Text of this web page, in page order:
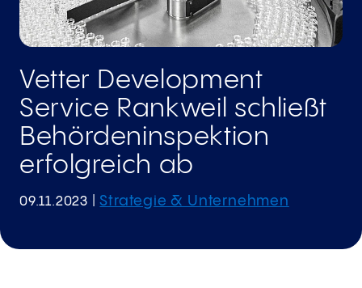
Vetter Development
Service Rankweil schließt
Behördeninspektion
erfolgreich ab
09.11.2023 |Strategie & Unternehmen